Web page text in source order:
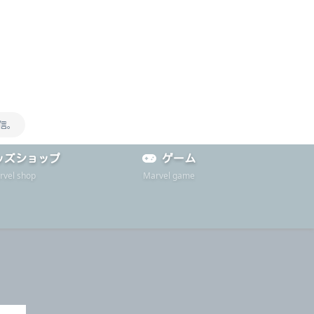
。
ズショップ
shop
ゲーム
Marvel game